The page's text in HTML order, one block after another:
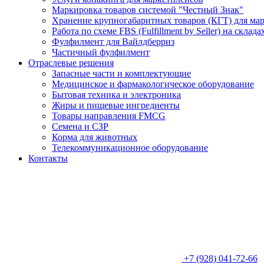
Маркировка товаров системой "Честный Знак"
Хранение крупногабаритных товаров (КГТ) для
Работа по схеме FBS (Fulfillment by Seller) на
Фулфилмент для Вайлдберриз
Частичный фулфилмент
Отраслевые решения
Запасные части и комплектующие
Медицинское и фармакологическое оборудование
Бытовая техника и электроника
Жиры и пищевые ингредиенты
Товары направления FMCG
Семена и СЗР
Корма для животных
Телекоммуникационное оборудование
Контакты
+7 (928) 041-72-66